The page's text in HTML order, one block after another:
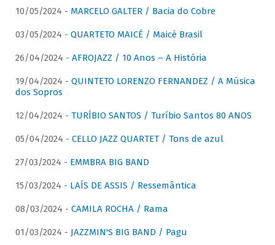
10/05/2024 - MARCELO GALTER / Bacia do Cobre
03/05/2024 - QUARTETO MAICÉ / Maicé Brasil
26/04/2024 - AFROJAZZ / 10 Anos – A História
19/04/2024 - QUINTETO LORENZO FERNANDEZ / A Música
dos Sopros
12/04/2024 - TURÍBIO SANTOS / Turíbio Santos 80 ANOS
05/04/2024 - CELLO JAZZ QUARTET / Tons de azul
27/03/2024 - EMMBRA BIG BAND
15/03/2024 - LAÍS DE ASSIS / Ressemântica
08/03/2024 - CAMILA ROCHA / Rama
01/03/2024 - JAZZMIN'S BIG BAND / Pagu